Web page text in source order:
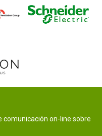
comunicación on-line sobre